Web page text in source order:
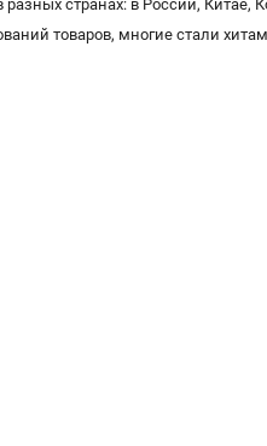
разных странах: в России,
товаров, многие стали